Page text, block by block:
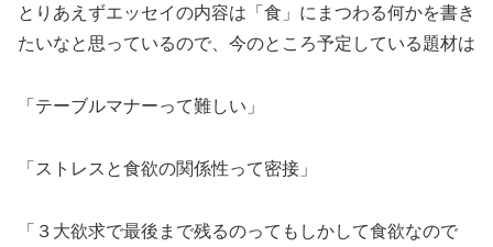
とりあえずエッセイの内容は「食」にまつわる何かを書き
たいなと思っているので、今のところ予定している題材は
「テーブルマナーって難しい」
「ストレスと食欲の関係性って密接」
「３大欲求で最後まで残るのってもしかして食欲なので